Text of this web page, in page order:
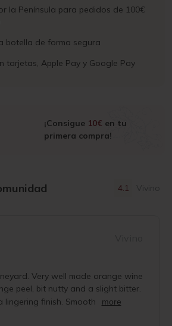
la Península para pedidos de 100€
botella de forma segura
tarjetas, Apple Pay y Google Pay
¡Consigue 10€ en tu
primera compra!
4.1 Vivino
Very well made orange wine
peel, bit nutty and a slight bitter.
lingering finish. Smooth
more